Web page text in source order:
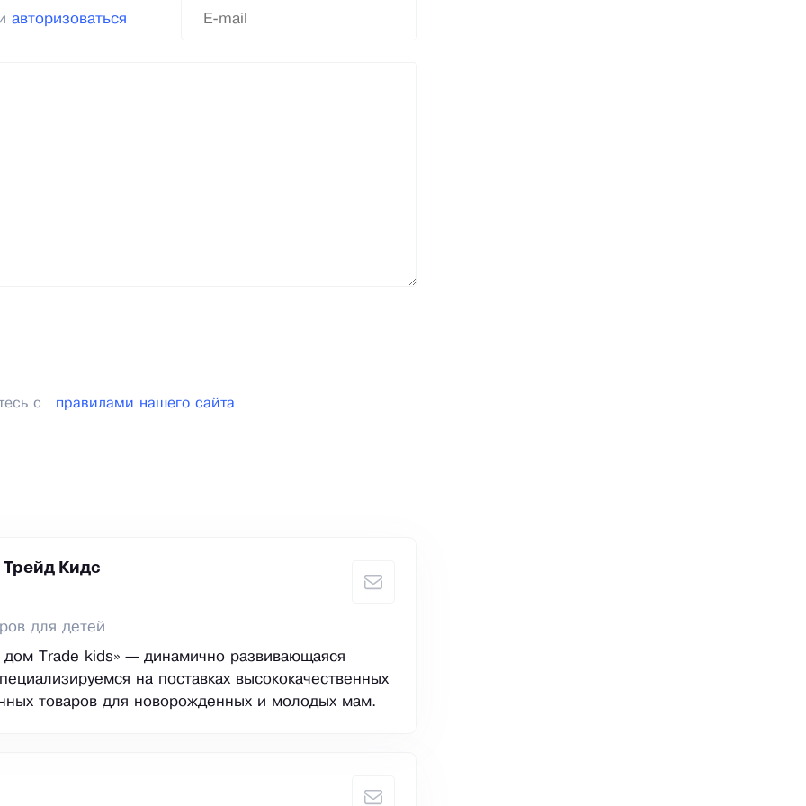
авторизоваться
с правилами нашего сайта
Кидс
для детей
Trade kids» — динамично развивающаяся
на поставках высококачественных
товаров для новорожденных и молодых мам.